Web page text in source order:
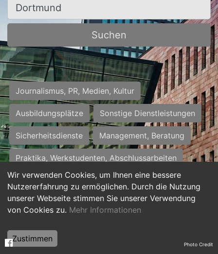
Wir verwenden Cookies, um Ihnen eine bessere
Nutzererfahrung zu ermöglichen. Durch die Nutzung
unserer Webseite stimmen Sie unserer Verwendung
von Cookies zu. Mehr Informationen
Zustimmen
Ort, Stadt
Suchen
Journalismus, PR, Medien, Kultur
Ausbildungsplätze Sonstige Dienstleistungen
Sicherheitsdienste Management, Beratung
Praktika, Werkstudenten, Abschlussarbeiten
Personalwesen Assistenz, Sekretariat
Hilfskräfte, Aushilfs- und Nebenjobs
Weiterbildung, Studium, duale Ausbildung Photo Credit